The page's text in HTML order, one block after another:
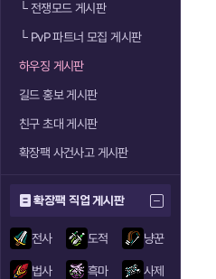
└전쟁모드 게시판
└PvP 파트너 모집 게시판
하우징 게시판
길드 홍보 게시판
친구 초대 게시판
확장팩 사건사고 게시판
확장팩 직업 게시판
전사 도적 냥꾼
법사 흑마 사제